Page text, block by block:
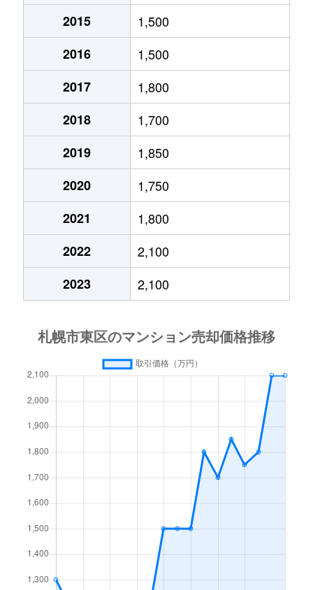
北１０条東
1,900万円
北１２条東
1,800万円
北１２条東
2,700万円
北１２条東
2,300万円
北１３条東
3,800万円
北１３条東
2,100万円
北１４条東
1,700万円
北１５条東
2,100万円
北１５条東
3,000万円
北１７条東
環状通東
2,700万円 環状通東
北１８条東
北１９条東
350万円 北18条
北１９条東
北18条
北18条
北２０条東
2,200万円 北18条
北２０条東
1,600万円
2015
1,500
2016
1,500
2017
1,800
2018
1,700
2019
1,850
2020
1,750
2021
1,800
2022
2,100
2023
2,100